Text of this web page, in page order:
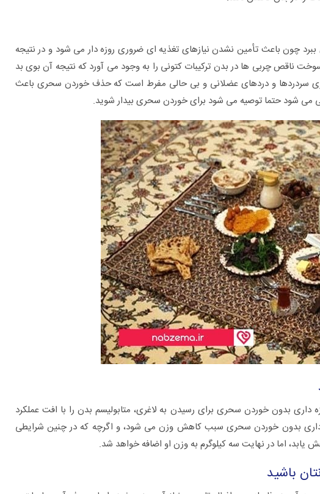
چون باعث تأمین نشدن نیازهای تغذیه ای ضروری روزه دار می شود و در نتیجه
چربی ها در بدن ترکیبات کتونی را به وجود می آورد که نتیجه آن بوی بد
سردردها و دردهای عضلانی و بی حالی مفرط است که حذف خوردن سحری باعث
شود حتما توصیه می شود برای خوردن سحری بیدار شوید.
داری بدون خوردن سحری برای رسیدن به لاغری، متابولیسم بدن را با افت عملکرد
داری بدون خوردن سحری سبب کاهش وزن می شود، و اگرچه که در چنین شرایطی
اما در نهایت سه کیلوگرم به وزن او اضافه خواهد شد.
باشید